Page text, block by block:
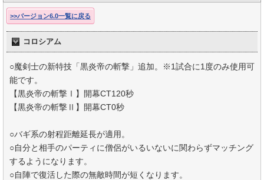
>>バージョン6.0一覧に戻る
コロシアム
○魔剣士の新特技「黒炎帝の斬撃」追加。※1試合に1度のみ使用可
能です。
【黒炎帝の斬撃Ⅰ】開幕CT120秒
【黒炎帝の斬撃Ⅱ】開幕CT0秒
○バギ系の射程距離延長が適用。
○自分と相手のパーティに僧侶がいるいないに関わらずマッチング
するようになります。
○自陣で復活した際の無敵時間が短くなります。